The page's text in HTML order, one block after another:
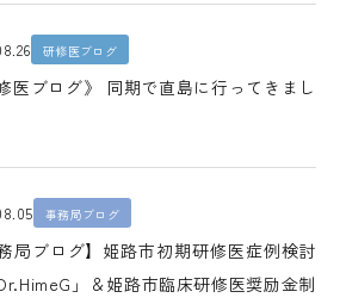
研修医ブログ
医ブログ》 同期で直島に行ってきまし
事務局ブログ
務局ブログ】姫路市初期研修医症例検討
」＆姫路市臨床研修医奨励金制